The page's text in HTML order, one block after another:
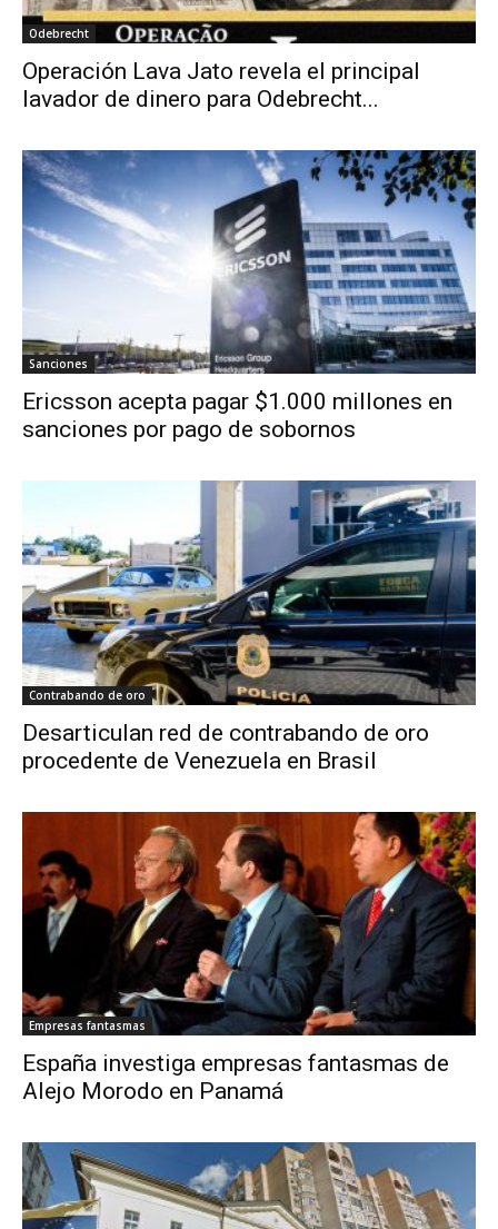
Odebrecht
Operación Lava Jato revela el principal
lavador de dinero para Odebrecht...
Sanciones
Ericsson acepta pagar $1.000 millones en
sanciones por pago de sobornos
Contrabando de oro
Desarticulan red de contrabando de oro
procedente de Venezuela en Brasil
Empresas fantasmas
España investiga empresas fantasmas de
Alejo Morodo en Panamá